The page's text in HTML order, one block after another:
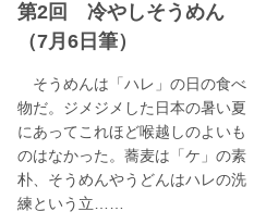
第2回 冷やしそうめん
（7月6日筆）
そうめんは「ハレ」の日の食べ
物だ。ジメジメした日本の暑い夏
にあってこれほど喉越しのよいも
のはなかった。蕎麦は「ケ」の素
朴、そうめんやうどんはハレの洗
練という立……